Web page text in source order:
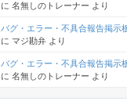
に 名無しのトレーナー より
バグ・エラー・不具合報告掲示
に マジ勘弁 より
バグ・エラー・不具合報告掲示
に 名無しのトレーナー より